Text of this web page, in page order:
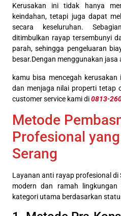
Kerusakan ini tidak hanya
keindahan, tetapi juga dapat
secara keseluruhan.
ditimbulkan rayap tersembunyi
parah, sehingga pengeluaran
besar.Dengan menggunakan
kamu bisa mencegah
dan menjaga nilai properti tetap
customer service kami di0813-
Metode
Profesional
Serang
Layanan anti rayap profesional
modern dan ramah
kategori utama berdasarkan